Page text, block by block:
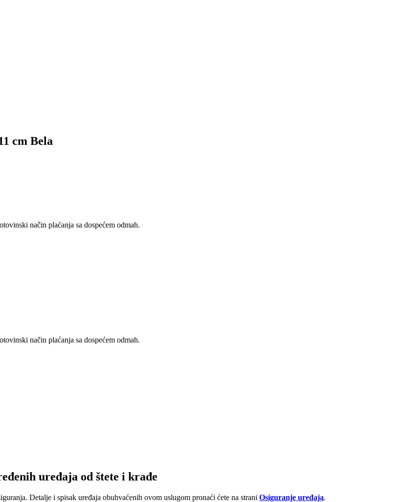
cm Bela
način plaćanja sa dospećem odmah.
način plaćanja sa dospećem odmah.
uređaja od štete i krađe
Detalje i spisak uređaja obuhvaćenih ovom uslugom pronaći ćete na strani Osiguranje uređaja.